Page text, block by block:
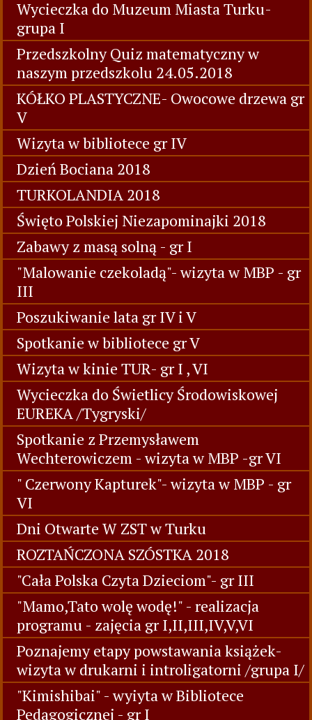
Wycieczka do Muzeum Miasta Turku-
grupa I
Przedszkolny Quiz matematyczny w
naszym przedszkolu 24.05.2018
KÓŁKO PLASTYCZNE- Owocowe drzewa gr
V
Wizyta w bibliotece gr IV
Dzień Bociana 2018
TURKOLANDIA 2018
Święto Polskiej Niezapominajki 2018
Zabawy z masą solną - gr I
"Malowanie czekoladą"- wizyta w MBP - gr
III
Poszukiwanie lata gr IV i V
Spotkanie w bibliotece gr V
Wizyta w kinie TUR- gr I , VI
Wycieczka do Świetlicy Środowiskowej
EUREKA /Tygryski/
Spotkanie z Przemysławem
Wechterowiczem - wizyta w MBP -gr VI
" Czerwony Kapturek"- wizyta w MBP - gr
VI
Dni Otwarte W ZST w Turku
ROZTAŃCZONA SZÓSTKA 2018
"Cała Polska Czyta Dzieciom"- gr III
"Mamo,Tato wolę wodę!" - realizacja
programu - zajęcia gr I,II,III,IV,V,VI
Poznajemy etapy powstawania książek-
wizyta w drukarni i introligatorni /grupa I/
"Kimishibai" - wyiyta w Bibliotece
Pedagogicznej - gr I